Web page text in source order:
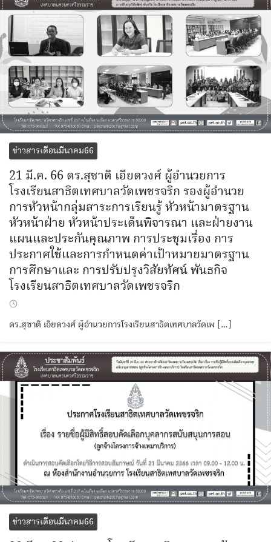
ข่าวสารเดือนมีนาคม66
21 มี.ค. 66 ดร.สุชาติ เอียดวงศ์ ผู้อำนวยการ
โรงเรียนสาธิตเทศบาลวัดเพชรจริก รองผู้อำนวย
การหัวหน้ากลุ่มสาระการเรียนรู้ หัวหน้ามาตรฐาน
หัวหน้าฝ่าย หัวหน้าประเด็นพิจารณา และฝ่ายงาน
แผนและประกันคุณภาพ การประชุมเรื่อง การ
ประกาศใช้และการกำหนดค่าเป้าหมายมาตรฐาน
การศึกษาและ การปรับปรุงวิสัยทัศน์ พันธกิจ
โรงเรียนสาธิตเทศบาลวัดเพชรจริก
ดร.สุชาติ เอียดวงศ์ ผู้อำนวยการโรงเรียนสาธิตเทศบาลวัดเพ […]
ข่าวสารเดือนมีนาคม66